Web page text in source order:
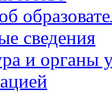
сведения
и органы